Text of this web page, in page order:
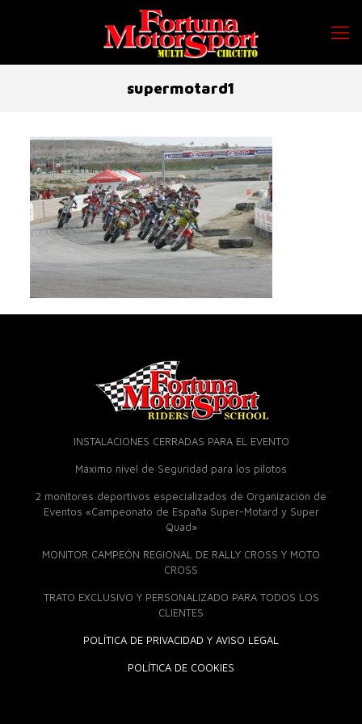
supermotard1
INSTALACIONES CERRADAS PARA EL EVENTO
Máximo nivel de Seguridad para los pilotos
2 monitores deportivos especializados de Organización de
Eventos «Campeonato de España Super-Motard y Super
Quad»
MONITOR CAMPEÓN REGIONAL DE RALLY CROSS Y MOTO
CROSS
TRATO EXCLUSIVO Y PERSONALIZADO PARA TODOS LOS
CLIENTES
POLÍTICA DE PRIVACIDAD Y AVISO LEGAL
POLÍTICA DE COOKIES